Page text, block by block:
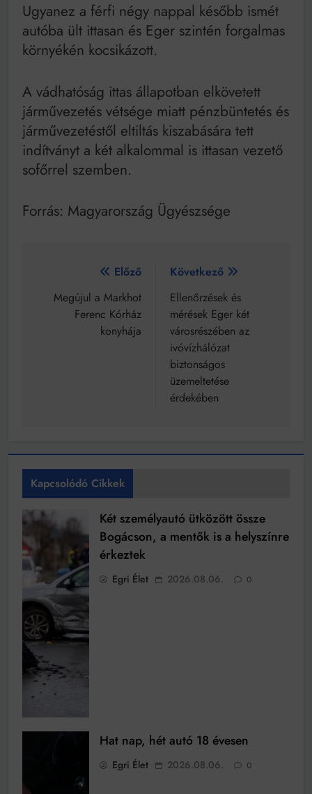
Ugyanez a férfi négy nappal később ismét
autóba ült ittasan és Eger szintén forgalmas
környékén kocsikázott.
A vádhatóság ittas állapotban elkövetett
járművezetés vétsége miatt pénzbüntetés és
járművezetéstől eltiltás kiszabására tett
indítványt a két alkalommal is ittasan vezető
sofőrrel szemben.
Forrás: Magyarország Ügyészsége
Bejegyzés
navigáció
Előző
Megújul a Markhot
Ferenc Kórház
konyhája
Következő
Ellenőrzések és
mérések Eger két
városrészében az
ivóvízhálózat
biztonságos
üzemeltetése
érdekében
Kapcsolódó Cikkek
Két személyautó ütközött össze
Bogácson, a mentők is a helyszínre
érkeztek
Egri Élet 2026.08.06. 0
Hat nap, hét autó 18 évesen
Egri Élet 2026.08.06. 0